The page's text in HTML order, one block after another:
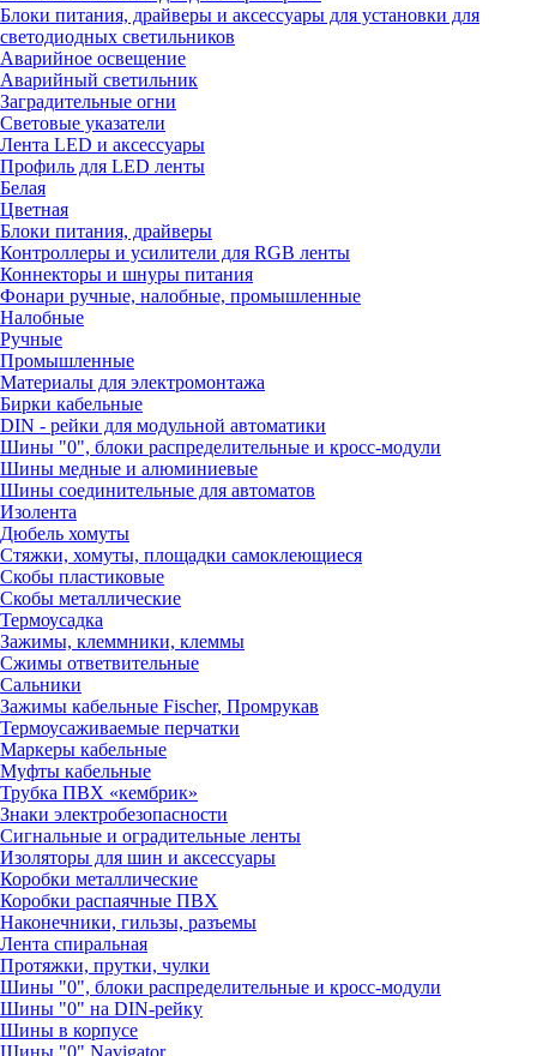
Блоки питания, драйверы и аксессуары для установки для
светодиодных светильников
Аварийное освещение
Аварийный светильник
Заградительные огни
Световые указатели
Лента LED и аксессуары
Профиль для LED ленты
Белая
Цветная
Блоки питания, драйверы
Контроллеры и усилители для RGB ленты
Коннекторы и шнуры питания
Фонари ручные, налобные, промышленные
Налобные
Ручные
Промышленные
Материалы для электромонтажа
Бирки кабельные
DIN - рейки для модульной автоматики
Шины "0", блоки распределительные и кросс-модули
Шины медные и алюминиевые
Шины соединительные для автоматов
Изолента
Дюбель хомуты
Стяжки, хомуты, площадки самоклеющиеся
Скобы пластиковые
Скобы металлические
Термоусадка
Зажимы, клеммники, клеммы
Сжимы ответвительные
Сальники
Зажимы кабельные Fischer, Промрукав
Термоусаживаемые перчатки
Маркеры кабельные
Муфты кабельные
Трубка ПВХ «кембрик»
Знаки электробезопасности
Сигнальные и оградительные ленты
Изоляторы для шин и аксессуары
Коробки металлические
Коробки распаячные ПВХ
Наконечники, гильзы, разъемы
Лента спиральная
Протяжки, прутки, чулки
Шины "0", блоки распределительные и кросс-модули
Шины "0" на DIN-рейку
Шины в корпусе
Шины "0" Navigator